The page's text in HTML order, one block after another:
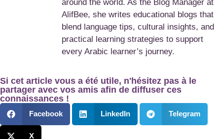
around the world. As the Blog Manager at
AlifBee, she writes educational blogs that
blend language tips, cultural insights, and
practical learning strategies to support
every Arabic learner’s journey.
Si cet article vous a été utile, n'hésitez pas à le
partager avec vos amis afin de diffuser ces
connaissances !
Facebook LinkedIn Telegram
X